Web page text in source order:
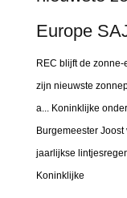
Europe
REC blijft de
zijn nieuwste
a... Koninklijke
Burgemeester
jaarlijkse
Koninklijke